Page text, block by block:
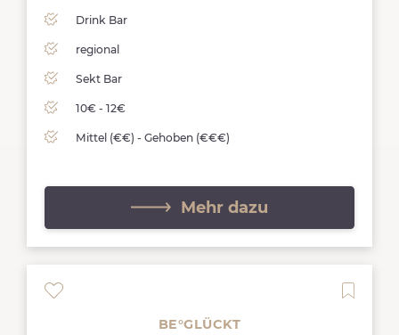
Drink Bar
regional
Sekt Bar
10€ - 12€
Mittel (€€) - Gehoben (€€€)
Mehr dazu
BE°GLÜCKT